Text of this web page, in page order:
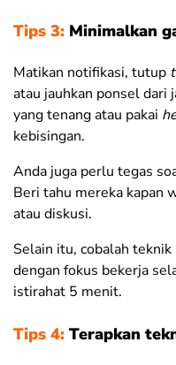
Tips 3: Minimalkan
Matikan notifikasi, tutup
atau jauhkan ponsel dari
yang tenang atau pakai
kebisingan.
Anda juga perlu tegas
Beri tahu mereka kapan
atau diskusi.
Selain itu, cobalah
dengan fokus bekerja
istirahat 5 menit.
Tips 4: Terapkan